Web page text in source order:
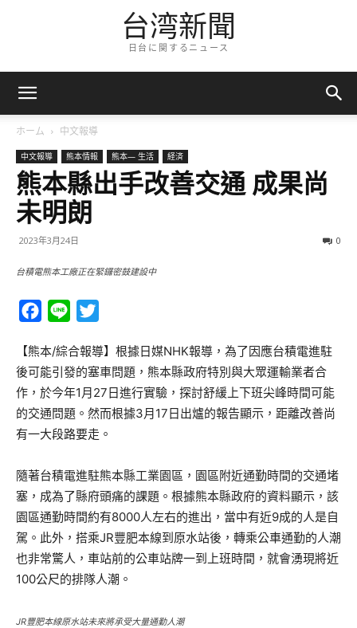
台湾新聞
日台に関するニュース
ホーム 中文報導
中文報導 熊本情報 熊本— 生活 経済
熊本縣出手改善交通 成果尚
未明朗
2023年3月24日 0
台積電熊本工廠正在緊鑼密鼓建設中
Facebook
Line
【熊本/綜合報導】根據日媒NHK報導，為了因應台積電進駐
後可能引發的塞車問題，熊本縣政府特別與大眾運輸業者合
作，於今年1月27日進行實驗，探討舒緩上下班尖峰時間可能
的交通問題。然而根據3月17日出爐的報告顯示，距離改善尚
有一大段路要走。
隨著台積電進駐熊本縣工業園區，園區附近通勤時間的交通堵
塞，成為了縣府頭痛的課題。根據熊本縣政府的資料顯示，該
園區通勤時間約有8000人左右的進出，當中有近9成的人是自
駕。此外，搭乘JR豐肥本線到原水站後，轉乘公車通勤的人潮
也非常驚人，車站前的公車站牌一到上班時間，就會湧現將近
100公尺的排隊人潮。
JR豐肥本線原水站未來將承受大量通勤人潮